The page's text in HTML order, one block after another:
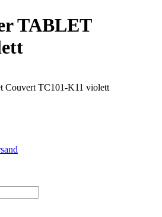
TABLET
Couvert TC101-K11 violett